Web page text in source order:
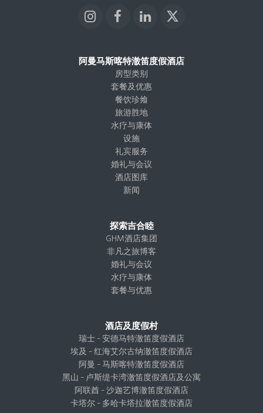
I
t
F
e
b
o
o
k
L
k
e
d
I
n
X
i
阿曼马斯喀特澈笛度假酒店
房型类别
套餐及优惠
餐饮珍飨
旅游胜地
水疗与康体
设施
礼宾服务
婚礼与会议
酒店图库
新闻
探索吉合睦
GHM酒店集团
非凡之旅博客
婚礼与会议
水疗与康体
套餐与优惠
酒店及度假村
瑞士 – 安德马特澈笛度假酒店
埃及 – 红海艾尔古纳澈笛度假酒店
阿曼 – 马斯喀特澈笛度假酒店
黑山 – 卢斯缇卡湾澈笛度假酒店及公寓
阿联酋 – 沙迦艺博澈笛度假酒店
卡塔尔 – 多哈卡塔拉澈笛度假酒店